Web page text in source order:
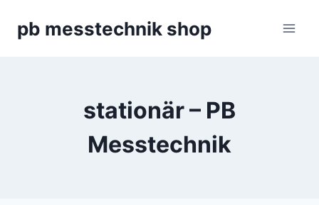
Inhaltpb messtechnik shop
stationär – PB
Messtechnik